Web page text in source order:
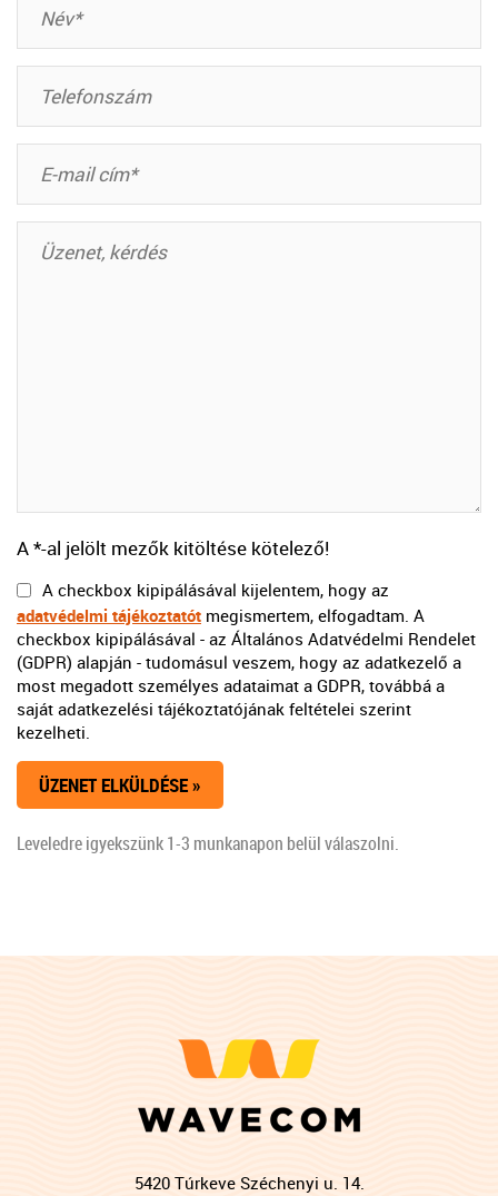
A *-al jelölt mezők kitöltése kötelező!
A checkbox kipipálásával kijelentem, hogy az
adatvédelmi tájékoztatót megismertem, elfogadtam. A
checkbox kipipálásával - az Általános Adatvédelmi Rendelet
(GDPR) alapján - tudomásul veszem, hogy az adatkezelő a
most megadott személyes adataimat a GDPR, továbbá a
saját adatkezelési tájékoztatójának feltételei szerint
kezelheti.
Leveledre igyekszünk 1-3 munkanapon belül válaszolni.
5420 Túrkeve Széchenyi u. 14.